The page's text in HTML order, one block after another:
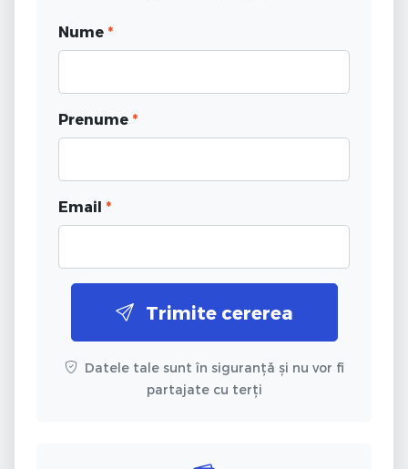
Nume *
Prenume *
Email *
Trimite cererea
Datele tale sunt în siguranță și nu vor fi
partajate cu terți